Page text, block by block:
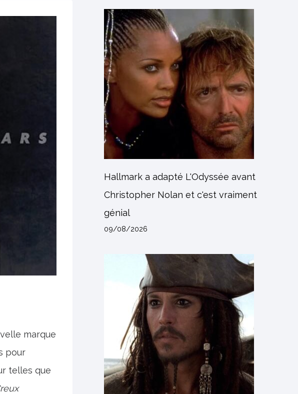
marque
pour
telles que
Hallmark a adapté L'Odyssée avant
Christopher Nolan et c'est vraiment
génial
09/08/2026